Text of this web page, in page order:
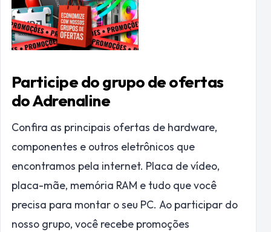
Participe do grupo de ofertas
do Adrenaline
Confira as principais ofertas de hardware,
componentes e outros eletrônicos que
encontramos pela internet. Placa de vídeo,
placa-mãe, memória RAM e tudo que você
precisa para montar o seu PC. Ao participar do
nosso grupo, você recebe promoções